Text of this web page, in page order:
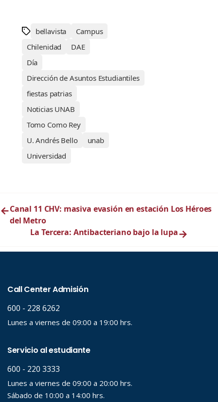
bellavista
Campus
Chilenidad
DAE
Día
Dirección de Asuntos Estudiantiles
fiestas patrias
Noticias UNAB
Tomo Como Rey
U. Andrés Bello
unab
Universidad
←Canal 11 CHV: masiva evasión en estación Los Héroes
del Metro
La Tercera: Antibacteriano bajo la lupa→